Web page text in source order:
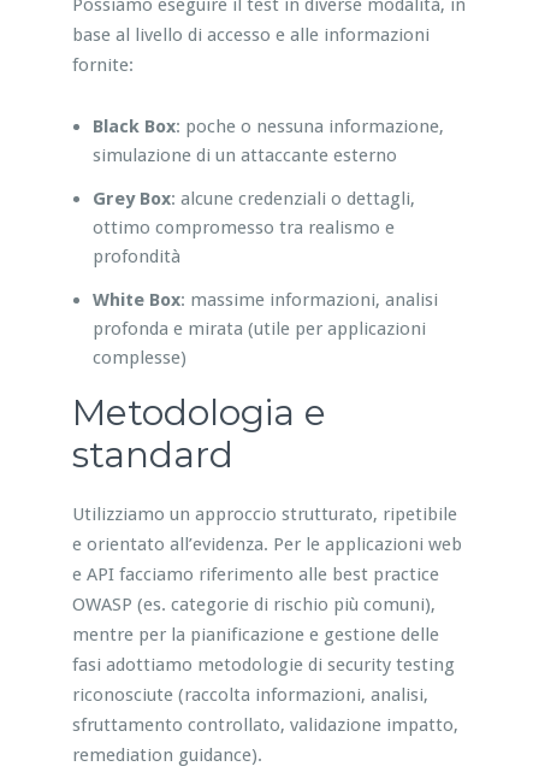
Possiamo eseguire il test in diverse modalità, in
base al livello di accesso e alle informazioni
fornite:
Black Box: poche o nessuna informazione,
simulazione di un attaccante esterno
Grey Box: alcune credenziali o dettagli,
ottimo compromesso tra realismo e
profondità
White Box: massime informazioni, analisi
profonda e mirata (utile per applicazioni
complesse)
Metodologia e
standard
Utilizziamo un approccio strutturato, ripetibile
e orientato all’evidenza. Per le applicazioni web
e API facciamo riferimento alle best practice
OWASP (es. categorie di rischio più comuni),
mentre per la pianificazione e gestione delle
fasi adottiamo metodologie di security testing
riconosciute (raccolta informazioni, analisi,
sfruttamento controllato, validazione impatto,
remediation guidance).